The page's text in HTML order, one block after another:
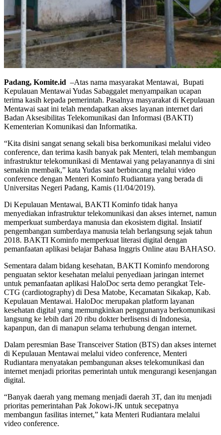
Padang, Komite.id –Atas nama masyarakat Mentawai, Bupati
Kepulauan Mentawai Yudas Sabaggalet menyampaikan ucapan
terima kasih kepada pemerintah. Pasalnya masyarakat di Kepulauan
Mentawai saat ini telah mendapatkan akses layanan internet dari
Badan Aksesibilitas Telekomunikasi dan Informasi (BAKTI)
Kementerian Komunikasi dan Informatika.
“Kita disini sangat senang sekali bisa berkomunikasi melalui video
conference, dan terima kasih banyak pak Menteri, telah membangun
infrastruktur telekomunikasi di Mentawai yang pelayanannya di sini
semakin membaik,” kata Yudas saat berbincang melalui video
conference dengan Menteri Kominfo Rudiantara yang berada di
Universitas Negeri Padang, Kamis (11/04/2019).
Di Kepulauan Mentawai, BAKTI Kominfo tidak hanya
menyediakan infrastruktur telekomunikasi dan akses internet, namun
memperkuat sumberdaya manusia dan ekosistem digital. Insiatif
pengembangan sumberdaya manusia telah berlangsung sejak tahun
2018. BAKTI Kominfo memperkuat literasi digital dengan
pemanfaatan aplikasi belajar Bahasa Inggris Online atau BAHASO.
Sementara dalam bidang kesehatan, BAKTI Kominfo mendorong
penguatan sektor kesehatan melalui penyediaan jaringan internet
untuk pemanfaatan aplikasi HaloDoc serta demo perangkat Tele-
CTG (cardiotography) di Desa Matobe, Kecamatan Sikakap, Kab.
Kepulauan Mentawai. HaloDoc merupakan platform layanan
kesehatan digital yang memungkinkan penggunanya berkomunikasi
langsung ke lebih dari 20 ribu dokter berlisensi di Indonesia,
kapanpun, dan di manapun selama terhubung dengan internet.
Dalam peresmian Base Transceiver Station (BTS) dan akses internet
di Kepulauan Mentawai melalui video conference, Menteri
Rudiantara menyatakan pembangunan akses telekomunikasi dan
internet menjadi prioritas pemerintah untuk mengurangi kesenjangan
digital.
“Banyak daerah yang memang menjadi daerah 3T, dan itu menjadi
prioritas pemerintahan Pak Jokowi-JK untuk secepatnya
membangun fasilitas internet,” kata Menteri Rudiantara melalui
video conference.